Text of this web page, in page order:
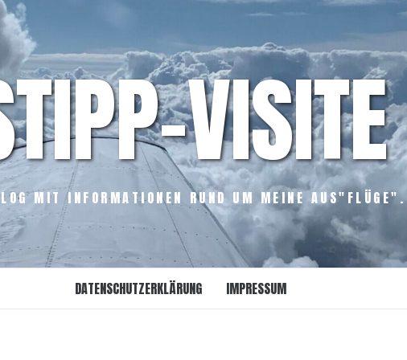
VISITE
MIT INFORMATIONEN RUND UM MEINE AUS"FLÜGE".
DATENSCHUTZERKLÄRUNG IMPRESSUM